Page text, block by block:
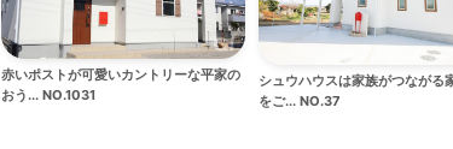
シュウハウスは家族がつながる
をご... NO.37
赤いポストが可愛いカントリーな平家の
おう... NO.1031